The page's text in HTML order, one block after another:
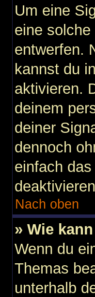
Um eine
eine
entwerfen.
kannst du
aktivieren.
deinem
deiner
dennoch
einfach
Nach oben
» Wie
Wenn du
Themas
unterhalb